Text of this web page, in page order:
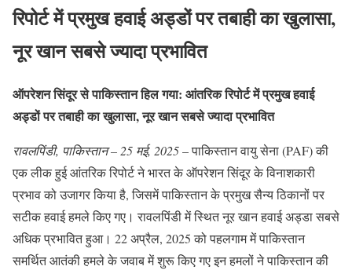
रिपोर्ट में प्रमुख हवाई अड्डों पर तबाही का खुलासा,
नूर खान सबसे ज्यादा प्रभावित
ऑपरेशन सिंदूर से पाकिस्तान हिल गया: आंतरिक रिपोर्ट में प्रमुख हवाई
अड्डों पर तबाही का खुलासा, नूर खान सबसे ज्यादा प्रभावित
रावलपिंडी, पाकिस्तान – 25 मई, 2025– पाकिस्तान वायु सेना (PAF) की
एक लीक हुई आंतरिक रिपोर्ट ने भारत के ऑपरेशन सिंदूर के विनाशकारी
प्रभाव को उजागर किया है, जिसमें पाकिस्तान के प्रमुख सैन्य ठिकानों पर
सटीक हवाई हमले किए गए। रावलपिंडी में स्थित नूर खान हवाई अड्डा सबसे
अधिक प्रभावित हुआ। 22 अप्रैल, 2025 को पहलगाम में पाकिस्तान
समर्थित आतंकी हमले के जवाब में शुरू किए गए इन हमलों ने पाकिस्तान की